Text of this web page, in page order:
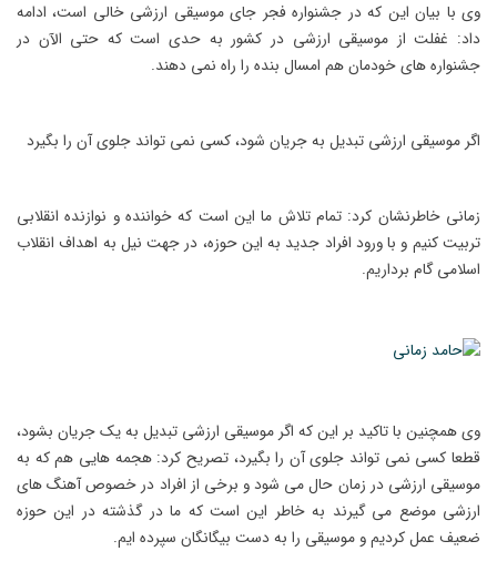
وی با بیان این که در جشنواره فجر جای موسیقی ارزشی خالی است، ادامه
داد: غفلت از موسیقی ارزشی در کشور به حدی است که حتی الآن در
جشنواره های خودمان هم امسال بنده را راه نمی دهند.
اگر موسیقی ارزشی تبدیل به جریان شود، کسی نمی تواند جلوی آن را بگیرد
زمانی خاطرنشان کرد: تمام تلاش ما این است که خواننده و نوازنده انقلابی
تربیت کنیم و با ورود افراد جدید به این حوزه، در جهت نیل به اهداف انقلاب
اسلامی گام برداریم.
وی همچنین با تاکید بر این که اگر موسیقی ارزشی تبدیل به یک جریان بشود،
قطعا کسی نمی تواند جلوی آن را بگیرد، تصریح کرد: هجمه هایی هم که به
موسیقی ارزشی در زمان حال می شود و برخی از افراد در خصوص آهنگ های
ارزشی موضع می گیرند به خاطر این است که ما در گذشته در این حوزه
ضعیف عمل کردیم و موسیقی را به دست بیگانگان سپرده ایم.